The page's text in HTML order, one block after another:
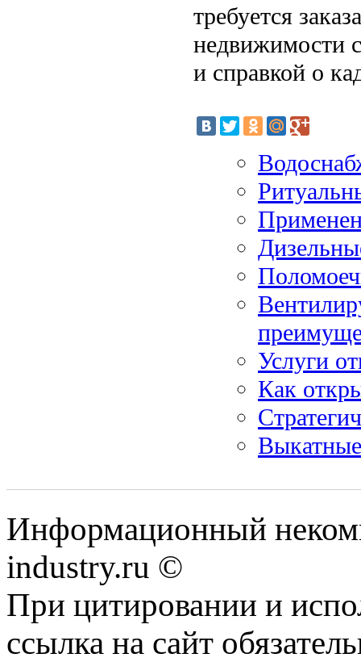
требуется
недвижимости
и справкой о
Услуги
Как
Информационный
industry.ru ©
При цитировании и
ссылка на сайт